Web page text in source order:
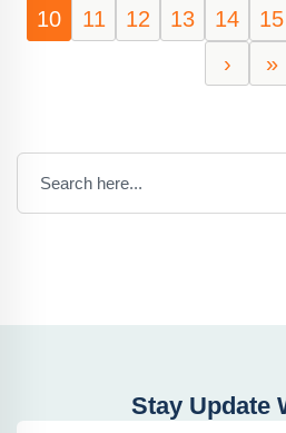
10
11 12 13 14 15
›
»
Stay Update